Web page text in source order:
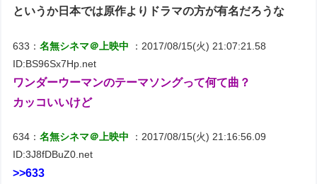
というか日本では原作よりドラマの方が有名だろうな
633：名無シネマ＠上映中
：2017/08/15(火) 21:07:21.58
ID:BS96Sx7Hp.net
ワンダーウーマンのテーマソングって何て曲？
カッコいいけど
634：名無シネマ＠上映中
：2017/08/15(火) 21:16:56.09
ID:3J8fDBuZ0.net
>>633